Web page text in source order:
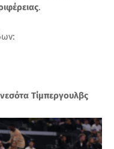
.
Τίμπεργουλβς